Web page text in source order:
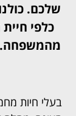
שלכם.
כלפי
מהמשפחה.
בעלי חיות